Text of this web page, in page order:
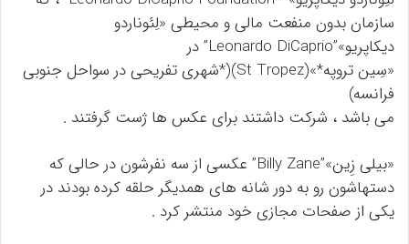
سازمان بدون منفعت مالی و محیطی «لِئوناردو
دیکاپریو»”Leonardo DiCaprio” در
«سِین تروپه*»(St Tropez)(*شهری تفریحی در سواحل جنوبی
فرانسه)
می باشد ، شرکت داشتند برای عکس ها ژست گرفتند .
«بیلی زِین»”Billy Zane” عکسی از سه نفرشون در حالی که
دستهاشون رو به دور شانه های همدیگر حلقه کرده بودند در
یکی از صفحات مجازی خود منتشر کرد .